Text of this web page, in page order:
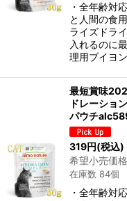
・全年齢対
と人間の食
ライズドラ
入れるのに
理用ブイヨ
最短賞味
ドレーショ
パウチ
319円(税込)
希望小売価格
在庫数 84個
・全年齢対